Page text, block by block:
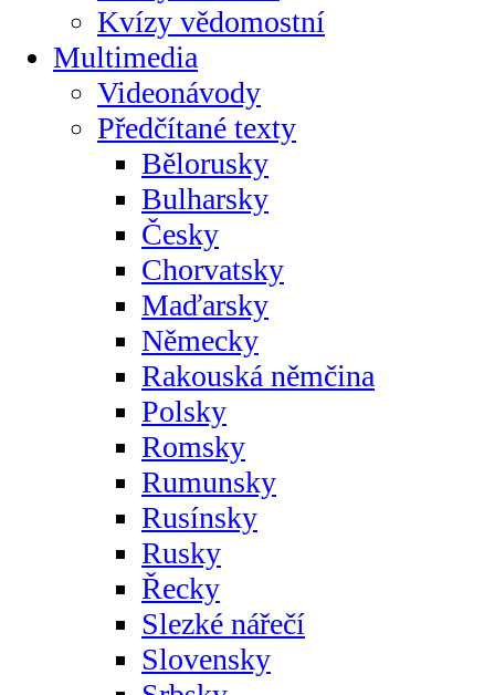
Kvízy vědomostní
Multimedia
Videonávody
Předčítané texty
Bělorusky
Bulharsky
Česky
Chorvatsky
Maďarsky
Německy
Rakouská němčina
Polsky
Romsky
Rumunsky
Rusínsky
Rusky
Řecky
Slezké nářečí
Slovensky